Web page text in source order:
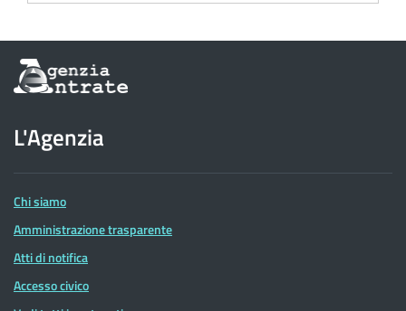
Informazioni
sul
dell'Agenzia
delle
Entrate
L'Agenzia
Chi siamo
Amministrazione trasparente
Atti di notifica
Accesso civico